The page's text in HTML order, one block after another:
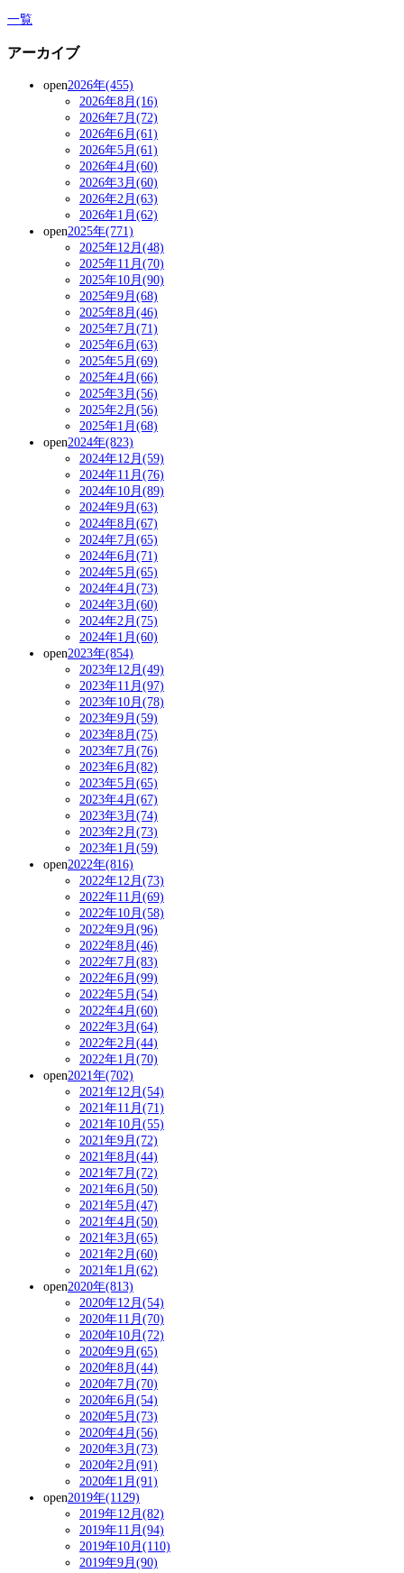
一覧
アーカイブ
open2026年(455)
2026年8月(16)
2026年7月(72)
2026年6月(61)
2026年5月(61)
2026年4月(60)
2026年3月(60)
2026年2月(63)
2026年1月(62)
open2025年(771)
2025年12月(48)
2025年11月(70)
2025年10月(90)
2025年9月(68)
2025年8月(46)
2025年7月(71)
2025年6月(63)
2025年5月(69)
2025年4月(66)
2025年3月(56)
2025年2月(56)
2025年1月(68)
open2024年(823)
2024年12月(59)
2024年11月(76)
2024年10月(89)
2024年9月(63)
2024年8月(67)
2024年7月(65)
2024年6月(71)
2024年5月(65)
2024年4月(73)
2024年3月(60)
2024年2月(75)
2024年1月(60)
open2023年(854)
2023年12月(49)
2023年11月(97)
2023年10月(78)
2023年9月(59)
2023年8月(75)
2023年7月(76)
2023年6月(82)
2023年5月(65)
2023年4月(67)
2023年3月(74)
2023年2月(73)
2023年1月(59)
open2022年(816)
2022年12月(73)
2022年11月(69)
2022年10月(58)
2022年9月(96)
2022年8月(46)
2022年7月(83)
2022年6月(99)
2022年5月(54)
2022年4月(60)
2022年3月(64)
2022年2月(44)
2022年1月(70)
open2021年(702)
2021年12月(54)
2021年11月(71)
2021年10月(55)
2021年9月(72)
2021年8月(44)
2021年7月(72)
2021年6月(50)
2021年5月(47)
2021年4月(50)
2021年3月(65)
2021年2月(60)
2021年1月(62)
open2020年(813)
2020年12月(54)
2020年11月(70)
2020年10月(72)
2020年9月(65)
2020年8月(44)
2020年7月(70)
2020年6月(54)
2020年5月(73)
2020年4月(56)
2020年3月(73)
2020年2月(91)
2020年1月(91)
open2019年(1129)
2019年12月(82)
2019年11月(94)
2019年10月(110)
2019年9月(90)